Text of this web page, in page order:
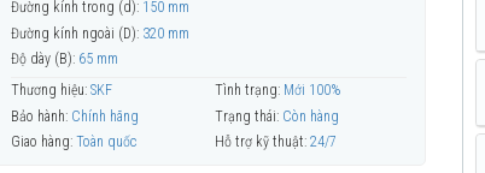
Đường kính trong (d): 150 mm
Đường kính ngoài (D): 320 mm
Độ dày (B): 65 mm
Thương hiệu: SKF Tình trạng: Mới 100%
Bảo hành: Chính hãng Trạng thái: Còn hàng
Giao hàng: Toàn quốc Hỗ trợ kỹ thuật: 24/7